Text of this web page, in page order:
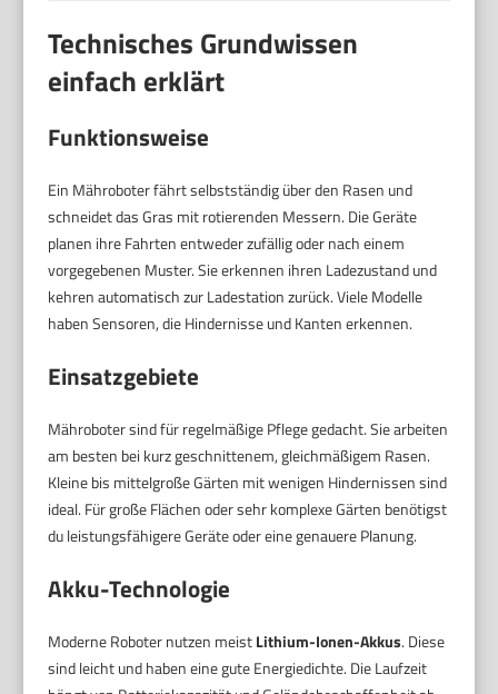
Technisches Grundwissen
einfach erklärt
Funktionsweise
Ein Mähroboter fährt selbstständig über den Rasen und
schneidet das Gras mit rotierenden Messern. Die Geräte
planen ihre Fahrten entweder zufällig oder nach einem
vorgegebenen Muster. Sie erkennen ihren Ladezustand und
kehren automatisch zur Ladestation zurück. Viele Modelle
haben Sensoren, die Hindernisse und Kanten erkennen.
Einsatzgebiete
Mähroboter sind für regelmäßige Pflege gedacht. Sie arbeiten
am besten bei kurz geschnittenem, gleichmäßigem Rasen.
Kleine bis mittelgroße Gärten mit wenigen Hindernissen sind
ideal. Für große Flächen oder sehr komplexe Gärten benötigst
du leistungsfähigere Geräte oder eine genauere Planung.
Akku-Technologie
Moderne Roboter nutzen meistLithium-Ionen-Akkus. Diese
sind leicht und haben eine gute Energiedichte. Die Laufzeit